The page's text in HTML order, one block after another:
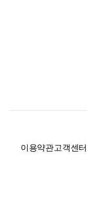
이용약관고객센터